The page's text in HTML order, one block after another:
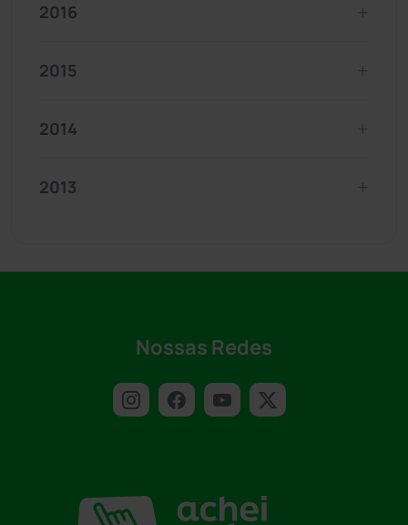
2016
2015
2014
2013
Nossas Redes